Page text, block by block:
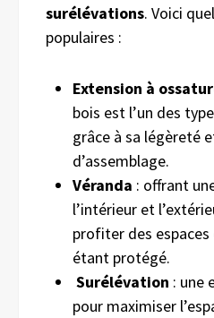
surélévations. Voici
populaires :
Extension à
bois est l’un des
grâce à sa légèreté
d’assemblage.
Véranda : offrant
l’intérieur et
profiter des
étant protégé.
Surélévation : une
pour maximiser